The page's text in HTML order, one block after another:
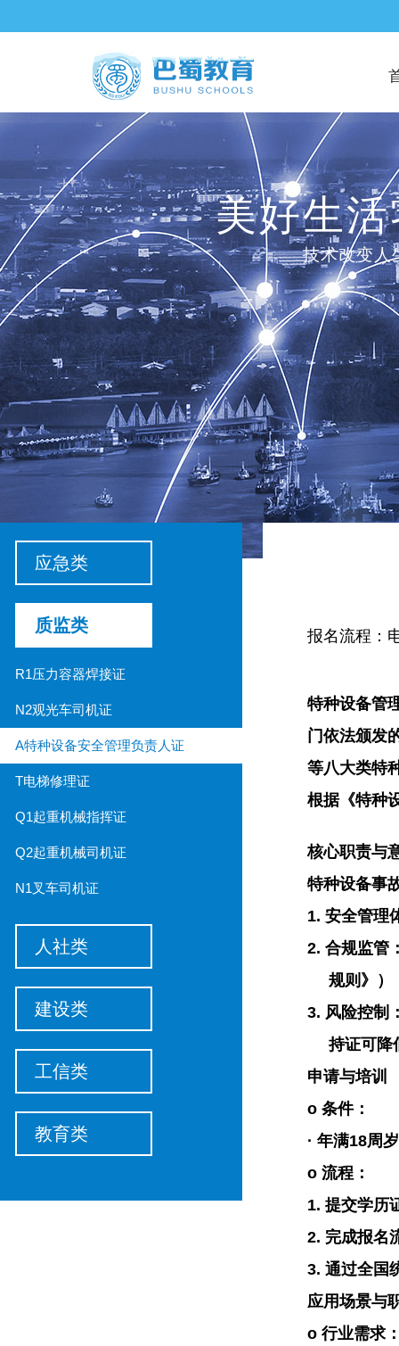
美好生
技术改变人
应急类
质监类
R1压力容器焊接证
N2观光车司机证
A特种设备安全管理负责人证
T电梯修理证
Q1起重机械指挥证
Q2起重机械司机证
N1叉车司机证
人社类
建设类
工信类
教育类
报名流程：
特种设备管
门依法颁发
等八大类特
根据《特种
核心职责与
特种设备事
1. 安全管理
2. 合规监管
规则》）
3. 风险控制
持证可降
申请与培训
o 条件：
· 年满18周岁
o 流程 ：
1. 提交学历
2. 完成报名
3. 通过全国
应用场景与
o 行业需求